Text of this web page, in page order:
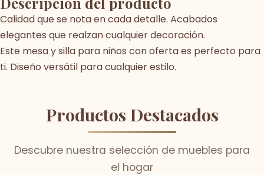
Calidad que se nota en cada detalle. Acabados
elegantes que realzan cualquier decoración.
Este mesa y silla para niños con oferta es perfecto para
ti. Diseño versátil para cualquier estilo.
Productos Destacados
Descubre nuestra selección de muebles para
el hogar